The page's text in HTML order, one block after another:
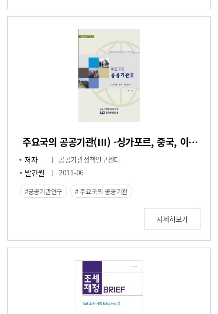
주요국의 공공기관(III) -싱가포르, 중국, 이탈리아-
저자 공공기관정책연구센터
발간월 2011-06
공공기관연구 주요국의 공공기관
자세히보기